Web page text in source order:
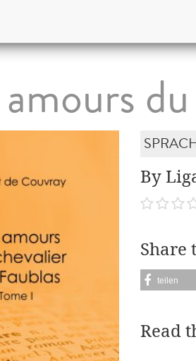
By
Share
teilen
Read